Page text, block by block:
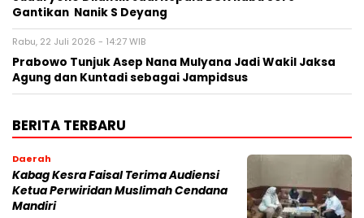
Gantikan Nanik S Deyang
Rabu, 22 Juli 2026 - 14:27 WIB
Prabowo Tunjuk Asep Nana Mulyana Jadi Wakil Jaksa
Agung dan Kuntadi sebagai Jampidsus
BERITA TERBARU
Daerah
Kabag Kesra Faisal Terima Audiensi
Ketua Perwiridan Muslimah Cendana
Mandiri